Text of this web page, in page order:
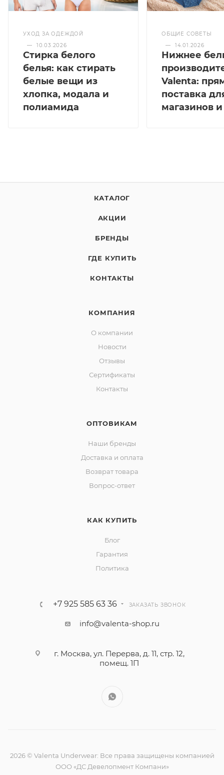
УХОД ЗА ОДЕЖДОЙ
—
10.03.2026
Стирка белого
белья: как стирать
белые вещи из
хлопка, модала и
полиамида
ОБЩИЕ СОВЕТЫ
—
14.01.2026
Нижнее
Valenta:
поставка
магазинов
КАТАЛОГ
АКЦИИ
БРЕНДЫ
ГДЕ КУПИТЬ
КОНТАКТЫ
КОМПАНИЯ
О компании
Новости
Отзывы
Сертификаты
Контакты
ОПТОВИКАМ
Наши бренды
Доставка и оплата
Возврат товара
Вопрос-ответ
КАК КУПИТЬ
Блог
Гарантия
Политика
+7 925 585 63 36 ЗАКАЗАТЬ ЗВОНОК
info@valenta-shop.ru
г. Москва, ул. Перерва, д. 11, стр. 12,
помещ. 1П
2026 © Valenta Underwear: Все права защищены компанией
ООО «ДС Девелопмент Компани»